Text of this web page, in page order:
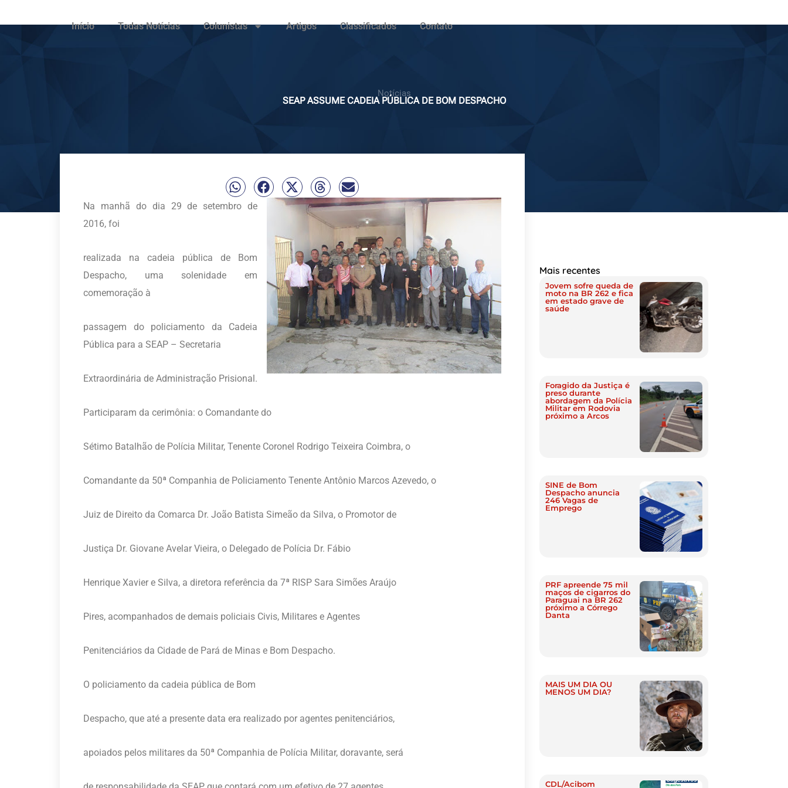
Início Todas Notícias Colunistas Artigos Classificados Contato
Notícias
SEAP ASSUME CADEIA PÚBLICA DE BOM DESPACHO
Na manhã do dia 29 de setembro de
2016, foi
realizada na cadeia pública de Bom
Despacho, uma solenidade em
comemoração à
passagem do policiamento da Cadeia
Pública para a SEAP – Secretaria
Extraordinária de Administração Prisional.
Participaram da cerimônia: o Comandante do
Sétimo Batalhão de Polícia Militar, Tenente Coronel Rodrigo Teixeira Coimbra, o
Comandante da 50ª Companhia de Policiamento Tenente Antônio Marcos Azevedo, o
Juiz de Direito da Comarca Dr. João Batista Simeão da Silva, o Promotor de
Justiça Dr. Giovane Avelar Vieira, o Delegado de Polícia Dr. Fábio
Henrique Xavier e Silva, a diretora referência da 7ª RISP Sara Simões Araújo
Pires, acompanhados de demais policiais Civis, Militares e Agentes
Penitenciários da Cidade de Pará de Minas e Bom Despacho.
O policiamento da cadeia pública de Bom
Despacho, que até a presente data era realizado por agentes penitenciários,
apoiados pelos militares da 50ª Companhia de Polícia Militar, doravante, será
Mais recentes
Jovem sofre queda de
moto na BR 262 e fica
em estado grave de
saúde
Foragido da Justiça é
preso durante
abordagem da Polícia
Militar em Rodovia
próximo a Arcos
SINE de Bom
Despacho anuncia
246 Vagas de
Emprego
PRF apreende 75 mil
maços de cigarros do
Paraguai na BR 262
próximo a Córrego
Danta
MAIS UM DIA OU
MENOS UM DIA?
CDL/Acibom